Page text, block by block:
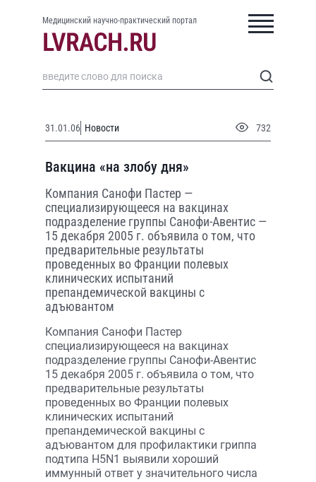
Медицинский научно-практический портал
31.01.06 Новости 732
Вакцина «на злобу дня»
Компания Санофи Пастер —
специализирующееся на вакцинах
подразделение группы Санофи-Авентис —
15 декабря 2005 г. объявила о том, что
предварительные результаты
проведенных во Франции полевых
клинических испытаний
препандемической вакцины с
адъювантом
Компания Санофи Пастер
специализирующееся на вакцинах
подразделение группы Санофи-Авентис
15 декабря 2005 г. объявила о том, что
предварительные результаты
проведенных во Франции полевых
клинических испытаний
препандемической вакцины с
адъювантом для профилактики гриппа
подтипа H5N1 выявили хороший
иммунный ответ у значительного числа